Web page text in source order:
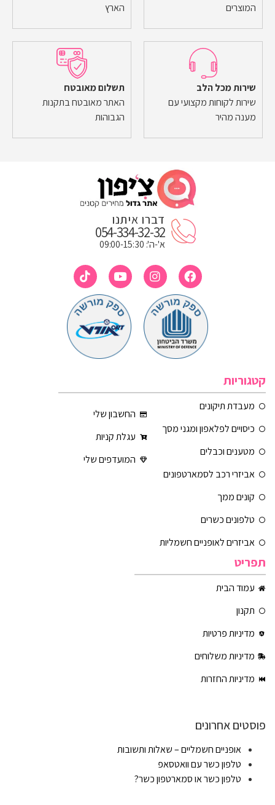
המוצרים
הארץ
שירות מכל הלב
שירות לקוחות מקצועי עם
מענה מהיר
תשלום מאובטח
האתר מאובטח בתקנות
הגבוהות
דברו איתנו
054-334-32-32
א'-ה': 09:00-15:30
קטגוריות
מעבדת תיקונים
כיסויים לפלאפון ומגני מסך
מטענים וכבלים
אביזרי רכב לסמארטפונים
קונים ממך
טלפונים כשרים
אביזרים לאופניים חשמליות
החשבון שלי
עגלת קניות
המועדפים שלי
תפריט
עמוד הבית
תקנון
מדיניות פרטיות
מדיניות משלוחים
מדיניות החזרות
פוסטים אחרונים
אופניים חשמליים – שאלות ותשובות
טלפון כשר עם וואטסאפ
טלפון כשר או סמארטפון כשר?